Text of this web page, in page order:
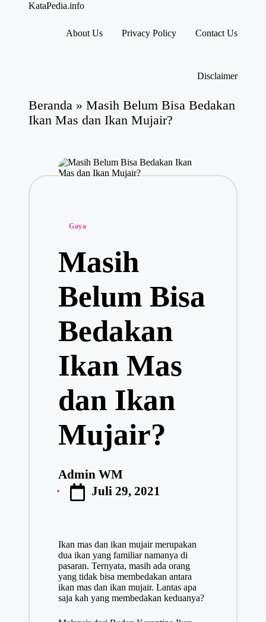
KataPedia.info
About Us Privacy Policy Contact Us
Disclaimer
Beranda » Masih Belum Bisa Bedakan
Ikan Mas dan Ikan Mujair?
Posted
Gaya
Masih
Belum Bisa
Bedakan
Ikan Mas
dan Ikan
Mujair?
Posted
by
Admin WM
Juli 29, 2021
Ikan mas dan ikan mujair merupakan
dua ikan yang familiar namanya di
pasaran. Ternyata, masih ada orang
yang tidak bisa membedakan antara
ikan mas dan ikan mujair. Lantas apa
saja kah yang membedakan keduanya?